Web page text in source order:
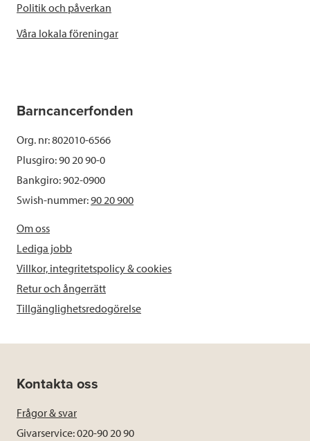
Politik och påverkan
Våra lokala föreningar
Barncancerfonden
Org. nr: 802010-6566
Plusgiro: 90 20 90-0
Bankgiro: 902-0900
Swish-nummer:90 20 900
Om oss
Lediga jobb
Villkor, integritetspolicy & cookies
Retur och ångerrätt
Tillgänglighetsredogörelse
Kontakta oss
Frågor & svar
Givarservice: 020-90 20 90